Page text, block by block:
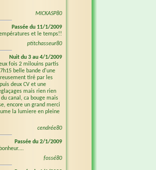
MICKASP80
Passée du 11/1/2009
et le temps!!
ptitchasseur80
Nuit du 3 au 4/1/2009
fois 2 milouins partis
belle bande d'une
tiré par les
deux CV et une
mais rien rien
canal, ca bouge mais
encore un grand merci
la lumiere en pleine
cendrée80
Passée du 2/1/2009
fossé80